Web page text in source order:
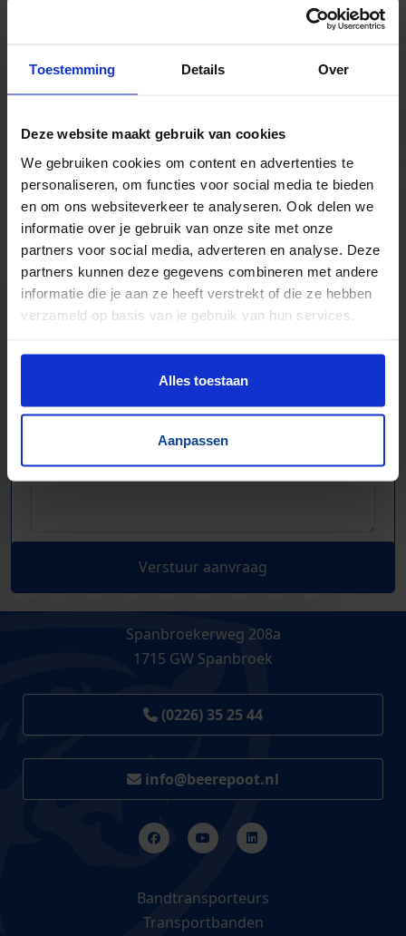
Toestemming Details Over
Deze website maakt gebruik van cookies
We gebruiken cookies om content en advertenties te
personaliseren, om functies voor social media te bieden
en om ons websiteverkeer te analyseren. Ook delen we
informatie over je gebruik van onze site met onze
partners voor social media, adverteren en analyse. Deze
partners kunnen deze gegevens combineren met andere
informatie die je aan ze heeft verstrekt of die ze hebben
verzameld op basis van je gebruik van hun services.
Alles toestaan
Aanpassen
Veel verschillende bandbreedtes
Extreem veel lopende banden direct leverbaar
Maatwerk mogelijk, nieuw en gebruikt
Verstuur aanvraag
Spanbroekerweg 208a
1715 GW Spanbroek
(0226) 35 25 44
info@beerepoot.nl
Bandtransporteurs
Transportbanden